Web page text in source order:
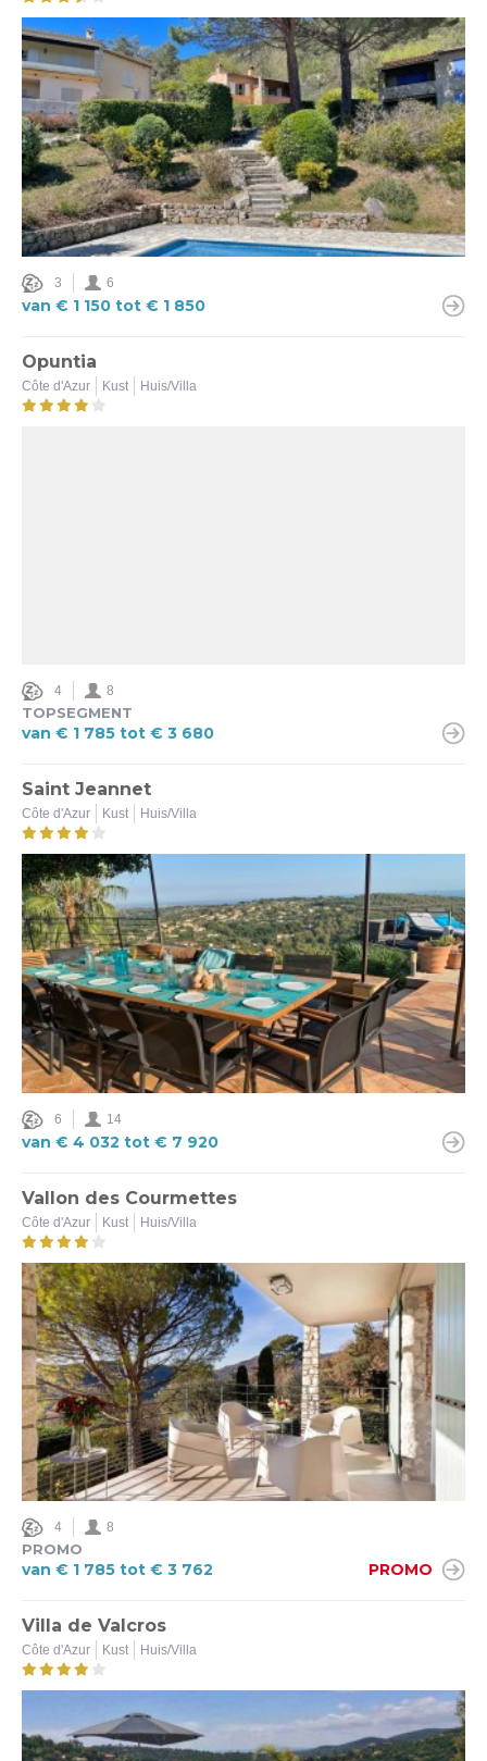
3 6
van € 1 150 tot € 1 850
Opuntia
Côte d'Azur Kust Huis/Villa
4 8
TOPSEGMENT
van € 1 785 tot € 3 680
Saint Jeannet
Côte d'Azur Kust Huis/Villa
6 14
van € 4 032 tot € 7 920
Vallon des Courmettes
Côte d'Azur Kust Huis/Villa
4 8
PROMO
van € 1 785 tot € 3 762 PROMO
Villa de Valcros
Côte d'Azur Kust Huis/Villa